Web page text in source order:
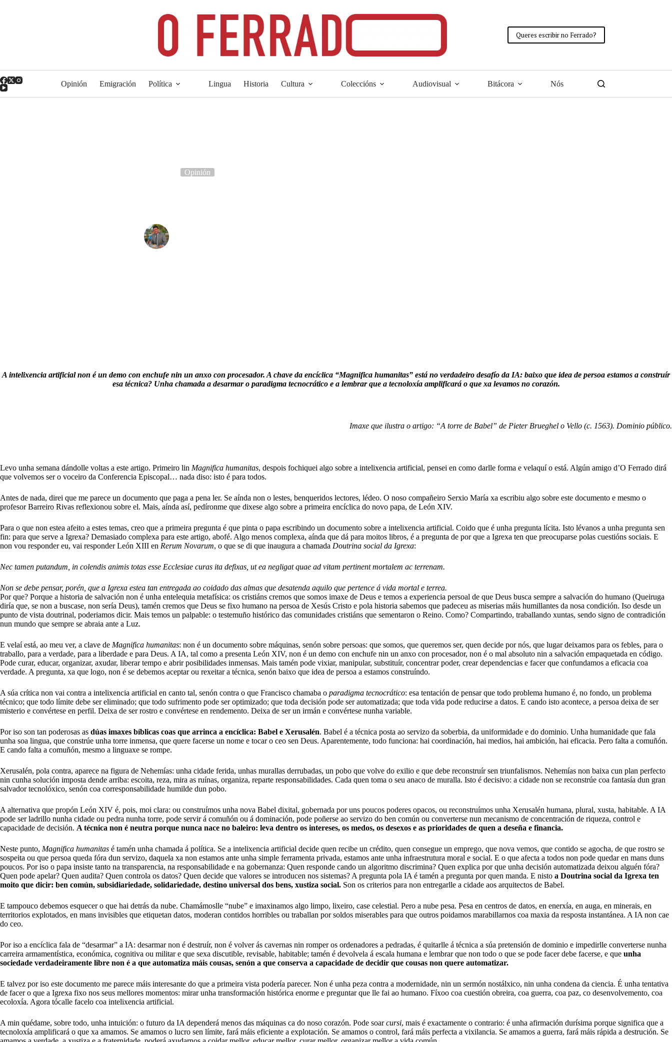
Queres escribir no Ferrado?
Opinión Emigración Política Lingua Historia Cultura Coleccións Audiovisual Bitácora Nós
Opinión
A intelixencia artificial non é un demo con enchufe nin un anxo con procesador. A chave da encíclica “Magnifica humanitas” está no verdadeiro desafío da IA: baixo que idea de persoa estamos a construír
esa técnica? Unha chamada a desarmar o paradigma tecnocrático e a lembrar que a tecnoloxía amplificará o que xa levamos no corazón.
Imaxe que ilustra o artigo: “A torre de Babel” de Pieter Brueghel o Vello (c. 1563). Dominio público.
Levo unha semana dándolle voltas a este artigo. Primeiro lin Magnifica humanitas, despois fochiquei algo sobre a intelixencia artificial, pensei en como darlle forma e velaquí o está. Algún amigo d’O Ferrado dirá
que volvemos ser o voceiro da Conferencia Episcopal… nada diso: isto é para todos.
Antes de nada, direi que me parece un documento que paga a pena ler. Se aínda non o lestes, benqueridos lectores, lédeo. O noso compañeiro Serxio María xa escribiu algo sobre este documento e mesmo o
profesor Barreiro Rivas reflexionou sobre el. Mais, aínda así, pedíronme que dixese algo sobre a primeira encíclica do novo papa, de León XIV.
Para o que non estea afeito a estes temas, creo que a primeira pregunta é que pinta o papa escribindo un documento sobre a intelixencia artificial. Coido que é unha pregunta lícita. Isto lévanos a unha pregunta sen
fin: para que serve a Igrexa? Demasiado complexa para este artigo, abofé. Algo menos complexa, aínda que dá para moitos libros, é a pregunta de por que a Igrexa ten que preocuparse polas cuestións sociais. E
non vou responder eu, vai responder León XIII en Rerum Novarum, o que se di que inaugura a chamada Doutrina social da Igrexa:
Nec tamen putandum, in colendis animis totas esse Ecclesiae curas ita defixas, ut ea negligat quae ad vitam pertinent mortalem ac terrenam.
Non se debe pensar, porén, que a Igrexa estea tan entregada ao coidado das almas que desatenda aquilo que pertence á vida mortal e terrea.
Por que? Porque a historia de salvación non é unha entelequia metafísica: os cristiáns cremos que somos imaxe de Deus e temos a experiencia persoal de que Deus busca sempre a salvación do humano (Queiruga
diría que, se non a buscase, non sería Deus), tamén cremos que Deus se fixo humano na persoa de Xesús Cristo e pola historia sabemos que padeceu as miserias máis humillantes da nosa condición. Iso desde un
punto de vista doutrinal, poderiamos dicir. Mais temos un palpable: o testemuño histórico das comunidades cristiáns que sementaron o Reino. Como? Compartindo, traballando xuntas, sendo signo de contradición
nun mundo que sempre se abraia ante a Luz.
E velaí está, ao meu ver, a clave de Magnifica humanitas: non é un documento sobre máquinas, senón sobre persoas: que somos, que queremos ser, quen decide por nós, que lugar deixamos para os febles, para o
traballo, para a verdade, para a liberdade e para Deus. A IA, tal como a presenta León XIV, non é un demo con enchufe nin un anxo con procesador, non é o mal absoluto nin a salvación empaquetada en código.
Pode curar, educar, organizar, axudar, liberar tempo e abrir posibilidades inmensas. Mais tamén pode vixiar, manipular, substituír, concentrar poder, crear dependencias e facer que confundamos a eficacia coa
verdade. A pregunta, xa que logo, non é se debemos aceptar ou rexeitar a técnica, senón baixo que idea de persoa a estamos construíndo.
A súa crítica non vai contra a intelixencia artificial en canto tal, senón contra o que Francisco chamaba o paradigma tecnocrático: esa tentación de pensar que todo problema humano é, no fondo, un problema
técnico; que todo límite debe ser eliminado; que todo sufrimento pode ser optimizado; que toda decisión pode ser automatizada; que toda vida pode reducirse a datos. E cando isto acontece, a persoa deixa de ser
misterio e convértese en perfil. Deixa de ser rostro e convértese en rendemento. Deixa de ser un irmán e convértese nunha variable.
Por iso son tan poderosas as dúas imaxes bíblicas coas que arrinca a encíclica: Babel e Xerusalén. Babel é a técnica posta ao servizo da soberbia, da uniformidade e do dominio. Unha humanidade que fala
unha soa lingua, que constrúe unha torre inmensa, que quere facerse un nome e tocar o ceo sen Deus. Aparentemente, todo funciona: hai coordinación, hai medios, hai ambición, hai eficacia. Pero falta a comuñón.
E cando falta a comuñón, mesmo a linguaxe se rompe.
Xerusalén, pola contra, aparece na figura de Nehemías: unha cidade ferida, unhas murallas derrubadas, un pobo que volve do exilio e que debe reconstruír sen triunfalismos. Nehemías non baixa cun plan perfecto
nin cunha solución imposta dende arriba: escoita, reza, mira as ruínas, organiza, reparte responsabilidades. Cada quen toma o seu anaco de muralla. Isto é decisivo: a cidade non se reconstrúe coa fantasía dun gran
salvador tecnolóxico, senón coa corresponsabilidade humilde dun pobo.
A alternativa que propón León XIV é, pois, moi clara: ou construímos unha nova Babel dixital, gobernada por uns poucos poderes opacos, ou reconstruímos unha Xerusalén humana, plural, xusta, habitable. A IA
pode ser ladrillo nunha cidade ou pedra nunha torre, pode servir á comuñón ou á dominación, pode poñerse ao servizo do ben común ou converterse nun mecanismo de concentración de riqueza, control e
capacidade de decisión. A técnica non é neutra porque nunca nace no baleiro: leva dentro os intereses, os medos, os desexos e as prioridades de quen a deseña e financia.
Neste punto, Magnifica humanitas é tamén unha chamada á política. Se a intelixencia artificial decide quen recibe un crédito, quen consegue un emprego, que nova vemos, que contido se agocha, de que rostro se
sospeita ou que persoa queda fóra dun servizo, daquela xa non estamos ante unha simple ferramenta privada, estamos ante unha infraestrutura moral e social. E o que afecta a todos non pode quedar en mans duns
poucos. Por iso o papa insiste tanto na transparencia, na responsabilidade e na gobernanza: Quen responde cando un algoritmo discrimina? Quen explica por que unha decisión automatizada deixou alguén fóra?
Quen pode apelar? Quen audita? Quen controla os datos? Quen decide que valores se introducen nos sistemas? A pregunta pola IA é tamén a pregunta por quen manda. E nisto a Doutrina social da Igrexa ten
moito que dicir: ben común, subsidiariedade, solidariedade, destino universal dos bens, xustiza social. Son os criterios para non entregarlle a cidade aos arquitectos de Babel.
E tampouco debemos esquecer o que hai detrás da nube. Chamámoslle “nube” e imaxinamos algo limpo, lixeiro, case celestial. Pero a nube pesa. Pesa en centros de datos, en enerxía, en auga, en minerais, en
territorios explotados, en mans invisibles que etiquetan datos, moderan contidos horribles ou traballan por soldos miserables para que outros poidamos marabillarnos coa maxia da resposta instantánea. A IA non cae
do ceo.
Por iso a encíclica fala de “desarmar” a IA: desarmar non é destruír, non é volver ás cavernas nin romper os ordenadores a pedradas, é quitarlle á técnica a súa pretensión de dominio e impedirlle converterse nunha
carreira armamentística, económica, cognitiva ou militar e que sexa discutible, revisable, habitable; tamén é devolvela á escala humana e lembrar que non todo o que se pode facer debe facerse, e que unha
sociedade verdadeiramente libre non é a que automatiza máis cousas, senón a que conserva a capacidade de decidir que cousas non quere automatizar.
E talvez por iso este documento me parece máis interesante do que a primeira vista podería parecer. Non é unha peza contra a modernidade, nin un sermón nostálxico, nin unha condena da ciencia. É unha tentativa
de facer o que a Igrexa fixo nos seus mellores momentos: mirar unha transformación histórica enorme e preguntar que lle fai ao humano. Fíxoo coa cuestión obreira, coa guerra, coa paz, co desenvolvemento, coa
ecoloxía. Agora tócalle facelo coa intelixencia artificial.
A min quédame, sobre todo, unha intuición: o futuro da IA dependerá menos das máquinas ca do noso corazón. Pode soarcursi, mais é exactamente o contrario: é unha afirmación durísima porque significa que a
tecnoloxía amplificará o que xa amamos. Se amamos o lucro sen límite, fará máis eficiente a explotación. Se amamos o control, fará máis perfecta a vixilancia. Se amamos a guerra, fará máis rápida a destrución. Se